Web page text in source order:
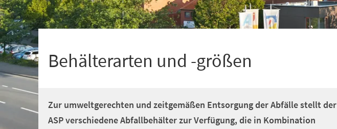
+
1
Behälterarten und -größen
Zur umweltgerechten und zeitgemäßen Entsorgung der Abfälle stellt der
ASP verschiedene Abfallbehälter zur Verfügung, die in Kombination